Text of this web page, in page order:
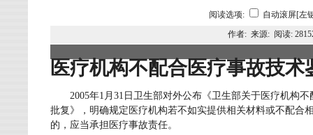
阅读选项:
自动滚屏[左
作者: 来源: 阅读:
医疗机构不配合医疗事故技
2005年1 月 31 日卫生部对外公布《卫生部关于医疗机构
批复》，明确规定医疗机构若不如实提供相关材料或不配合
的，应当承担医疗事故责任。